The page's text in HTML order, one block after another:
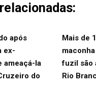
após
ex-
ameaçá-la
do
Mais de
fuzil são
Rio